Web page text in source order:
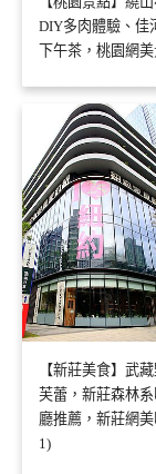
DIY多肉體驗、佳
下午茶，桃園網
【新莊美食】武
芙蕾，新莊森林
廳推薦，新莊網
1)